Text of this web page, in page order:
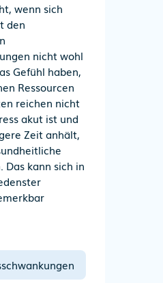
wenn sich
den
nicht wohl
Gefühl haben,
Ressourcen
reichen nicht
akut ist und
Zeit anhält,
Das kann sich in